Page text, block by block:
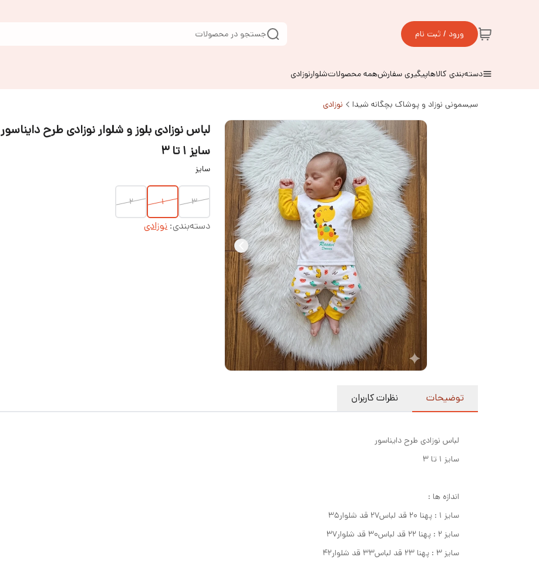
ورود / ثبت نام جستجو در محصولات
دسته‌بندی کالاهاپیگیری سفارشهمه محصولاتشلوارنوزادی
سیسمونی نوزاد و پوشاک بچگانه شیدا نوزادی
لباس نوزادی بلوز و شلوار نوزادی طرح دایناسور
سایز ۱ تا ۳
سایز
۳ 1 ۲
دسته‌بندی:نوزادی
توضیحات نظرات کاربران
لباس نوزادی طرح دایناسور
سایز ۱ تا ۳
اندازه ها :
سایز ۱ : پهنا ۲۰ قد لباس۲۷ قد شلوار۳۵
سایز ۲ : پهنا ۲۲ قد لباس۳۰ قد شلوار۳۷
سایز ۳ : پهنا ۲۳ قد لباس۳۳ قد شلوار۴۲